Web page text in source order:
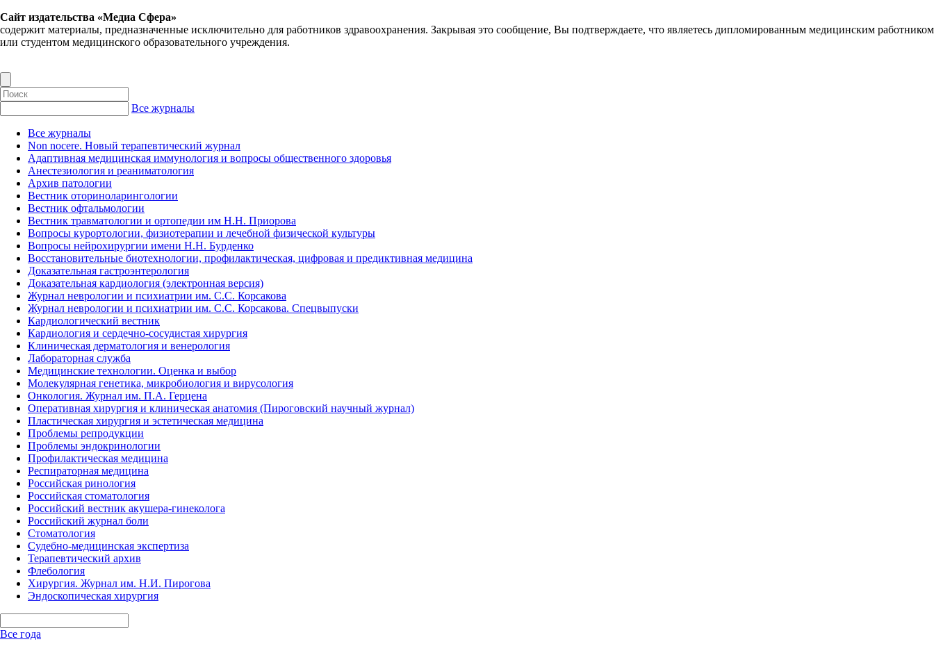
Сайт издательства «Медиа Сфера»
содержит материалы, предназначенные исключительно для работников здравоохранения. Закрывая это сообщение, Вы подтверждаете, что являетесь дипломированным медицинским работником
или студентом медицинского образовательного учреждения.
Все журналы
Все журналы
Non nocere. Новый терапевтический журнал
Адаптивная медицинская иммунология и вопросы общественного здоровья
Анестезиология и реаниматология
Архив патологии
Вестник оториноларингологии
Вестник офтальмологии
Вестник травматологии и ортопедии им Н.Н. Приорова
Вопросы курортологии, физиотерапии и лечебной физической культуры
Вопросы нейрохирургии имени Н.Н. Бурденко
Восстановительные биотехнологии, профилактическая, цифровая и предиктивная медицина
Доказательная гастроэнтерология
Доказательная кардиология (электронная версия)
Журнал неврологии и психиатрии им. С.С. Корсакова
Журнал неврологии и психиатрии им. С.С. Корсакова. Спецвыпуски
Кардиологический вестник
Кардиология и сердечно-сосудистая хирургия
Клиническая дерматология и венерология
Лабораторная служба
Медицинские технологии. Оценка и выбор
Молекулярная генетика, микробиология и вирусология
Онкология. Журнал им. П.А. Герцена
Оперативная хирургия и клиническая анатомия (Пироговский научный журнал)
Пластическая хирургия и эстетическая медицина
Проблемы репродукции
Проблемы эндокринологии
Профилактическая медицина
Респираторная медицина
Российская ринология
Российская стоматология
Российский вестник акушера-гинеколога
Российский журнал боли
Стоматология
Судебно-медицинская экспертиза
Терапевтический архив
Флебология
Хирургия. Журнал им. Н.И. Пирогова
Эндоскопическая хирургия
Все года